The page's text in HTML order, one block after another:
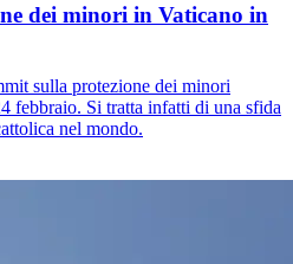
dei minori in Vaticano in
sulla protezione dei minori
febbraio. Si tratta infatti di una sfida
nel mondo.